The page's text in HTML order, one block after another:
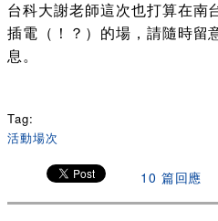
台科大謝老師這次也打算在南
插電（！？）的場，請隨時留
息。
about MIT Game Jam #4 X
Tag:
活動場次
10 篇回應